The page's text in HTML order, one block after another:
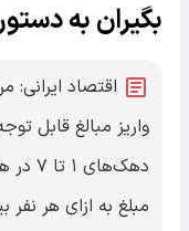
بگیران به
اقتصاد ایرانی:
واریز مبالغ قابل